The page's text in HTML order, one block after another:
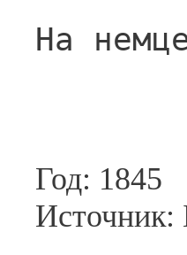
На
Год: 1845